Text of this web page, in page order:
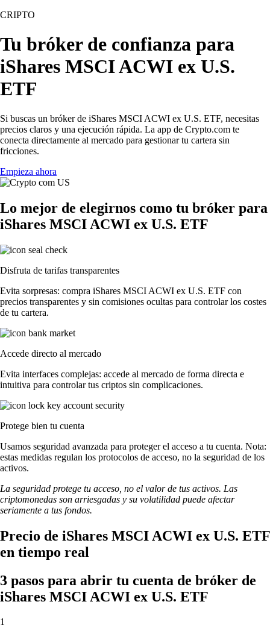
CRIPTO
Tu bróker de confianza para
iShares MSCI ACWI ex U.S.
ETF
Si buscas un bróker de iShares MSCI ACWI ex U.S. ETF, necesitas
precios claros y una ejecución rápida. La app de Crypto.com te
conecta directamente al mercado para gestionar tu cartera sin
fricciones.
Empieza ahora
Lo mejor de elegirnos como tu bróker para
iShares MSCI ACWI ex U.S. ETF
Disfruta de tarifas transparentes
Evita sorpresas: compra iShares MSCI ACWI ex U.S. ETF con
precios transparentes y sin comisiones ocultas para controlar los costes
de tu cartera.
Accede directo al mercado
Evita interfaces complejas: accede al mercado de forma directa e
intuitiva para controlar tus criptos sin complicaciones.
Protege bien tu cuenta
Usamos seguridad avanzada para proteger el acceso a tu cuenta. Nota:
estas medidas regulan los protocolos de acceso, no la seguridad de los
activos.
La seguridad protege tu acceso, no el valor de tus activos. Las
criptomonedas son arriesgadas y su volatilidad puede afectar
seriamente a tus fondos.
Precio de iShares MSCI ACWI ex U.S. ETF
en tiempo real
3 pasos para abrir tu cuenta de bróker de
iShares MSCI ACWI ex U.S. ETF
1